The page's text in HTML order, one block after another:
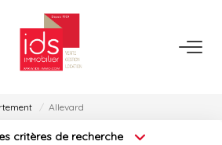
Je Veux Acheter
Je Veux Vendre
Allevard
critères de recherche